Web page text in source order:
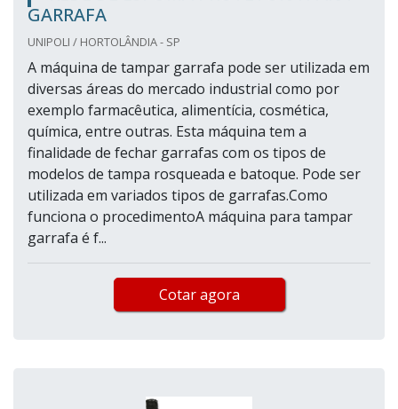
GARRAFA
UNIPOLI / HORTOLÂNDIA - SP
A máquina de tampar garrafa pode ser utilizada em
diversas áreas do mercado industrial como por
exemplo farmacêutica, alimentícia, cosmética,
química, entre outras. Esta máquina tem a
finalidade de fechar garrafas com os tipos de
modelos de tampa rosqueada e batoque. Pode ser
utilizada em variados tipos de garrafas.Como
funciona o procedimentoA máquina para tampar
garrafa é f...
Cotar agora